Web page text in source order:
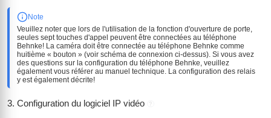
Note
Veuillez noter que lors de l'utilisation de la fonction d'ouverture de porte,
seules sept touches d'appel peuvent être connectées au téléphone
Behnke! La caméra doit être connectée au téléphone Behnke comme
huitième « bouton » (voir schéma de connexion ci-dessus). Si vous avez
des questions sur la configuration du téléphone Behnke, veuillez
également vous référer au manuel technique. La configuration des relais
y est également décrite!
3. Configuration du logiciel IP vidéo